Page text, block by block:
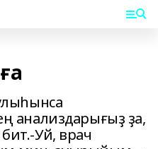
анализдарығыҙ ҙа,
Уй, врач